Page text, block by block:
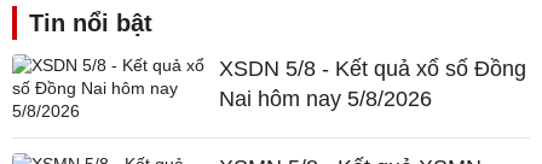
Tin nổi bật
XSDN 5/8 - Kết quả xổ số Đồng
Nai hôm nay 5/8/2026